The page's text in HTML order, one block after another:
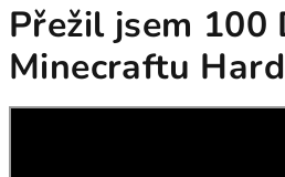
Přežil jsem 100
Minecraftu